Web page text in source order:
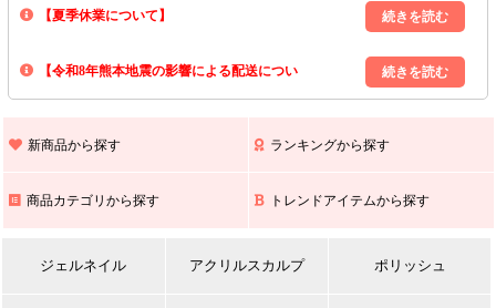
【夏季休業について】
8/13(木)～8/16(日)の間｢出荷業務・お問い合わせ業務｣はお休みいたしま
上記期間中のご注文・お問い合わせは8/17(月)以降の対応となりますので
【令和8年熊本地震の影響による配送につい
また､ 九州全域でお荷物のお届けに遅延が生じております｡
新商品から探す ランキングから探す
商品カテゴリから探す トレンドアイテムから探す
ジェルネイル アクリルスカルプ ポリッシュ